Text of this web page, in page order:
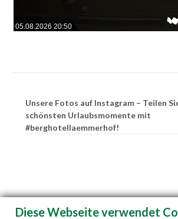
05.08.2026 20:50
Unsere Fotos auf Instagram – Teilen
schönsten Urlaubsmomente mit
#berghotellaemmerhof!
Diese Webseite verwendet